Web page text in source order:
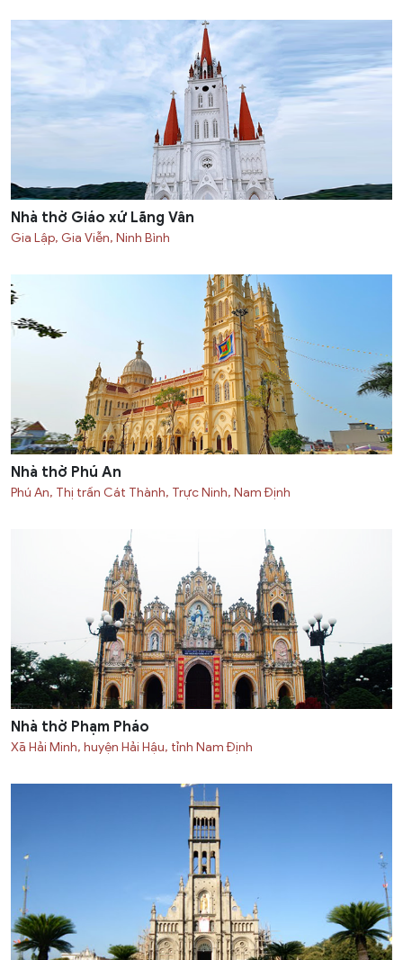
Nhà thờ Giáo xứ Lãng Vân
Gia Lập, Gia Viễn, Ninh Bình
Nhà thờ Phú An
Phú An, Thị trấn Cát Thành, Trực Ninh, Nam Định
Nhà thờ Phạm Pháo
Xã Hải Minh, huyện Hải Hậu, tỉnh Nam Định